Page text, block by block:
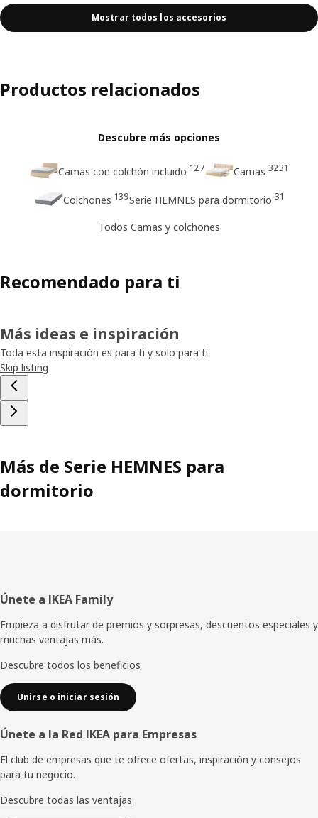
Mostrar todos los accesorios
Productos relacionados
Descubre más opciones
Camas con colchón incluido 127 Camas 3231
Colchones 139Serie HEMNES para dormitorio 31
Todos Camas y colchones
Recomendado para ti
Más ideas e inspiración
Toda esta inspiración es para ti y solo para ti.
Skip listing
Más de Serie HEMNES para
dormitorio
Pie
de
página
Únete a IKEA Family
Empieza a disfrutar de premios y sorpresas, descuentos especiales y
muchas ventajas más.
Descubre todos los beneficios
Unirse o iniciar sesión
Únete a la Red IKEA para Empresas
El club de empresas que te ofrece ofertas, inspiración y consejos
para tu negocio.
Descubre todas las ventajas